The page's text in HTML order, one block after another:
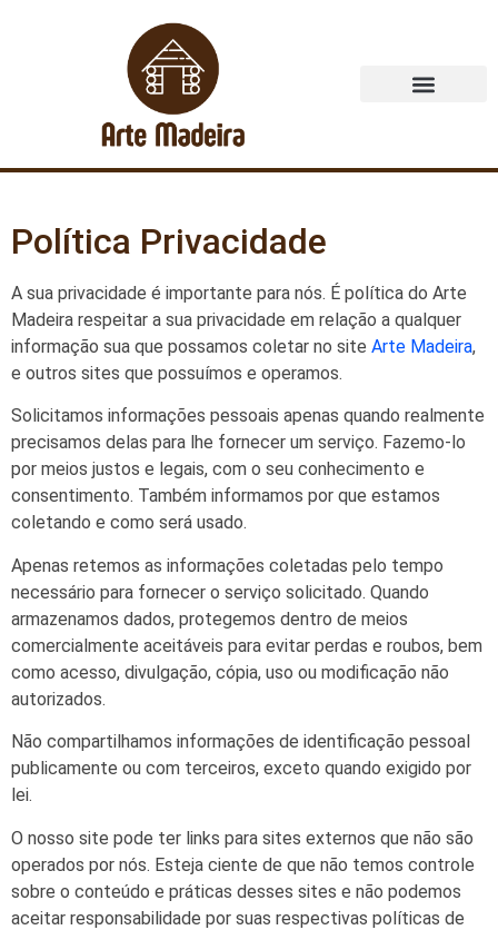
Política Privacidade
A sua privacidade é importante para nós. É política do Arte
Madeira respeitar a sua privacidade em relação a qualquer
informação sua que possamos coletar no site Arte Madeira,
e outros sites que possuímos e operamos.
Solicitamos informações pessoais apenas quando realmente
precisamos delas para lhe fornecer um serviço. Fazemo-lo
por meios justos e legais, com o seu conhecimento e
consentimento. Também informamos por que estamos
coletando e como será usado.
Apenas retemos as informações coletadas pelo tempo
necessário para fornecer o serviço solicitado. Quando
armazenamos dados, protegemos dentro de meios
comercialmente aceitáveis ​​para evitar perdas e roubos, bem
como acesso, divulgação, cópia, uso ou modificação não
autorizados.
Não compartilhamos informações de identificação pessoal
publicamente ou com terceiros, exceto quando exigido por
lei.
O nosso site pode ter links para sites externos que não são
operados por nós. Esteja ciente de que não temos controle
sobre o conteúdo e práticas desses sites e não podemos
aceitar responsabilidade por suas respectivas políticas de